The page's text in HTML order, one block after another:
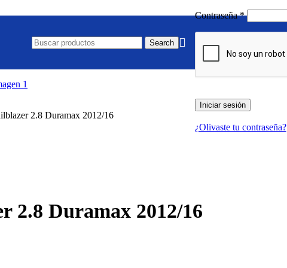
Search
Contraseña*Requerido
Iniciar sesión
¿Olivaste tu contraseña?
2.8 Duramax 2012/16
2.8 Duramax 2012/16